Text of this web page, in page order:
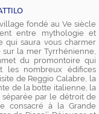
fondé au Ve siècle
entre mythologie et
qui saura vous charmer
la mer Tyrrhénienne,
du promontoire qui
les nombreux édifices
de Reggio Calabre, la
de la botte italienne, la
par le détroit de
consacré à la Grande